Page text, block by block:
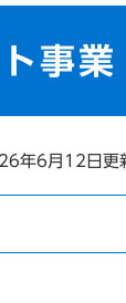
事業
年6月12日更